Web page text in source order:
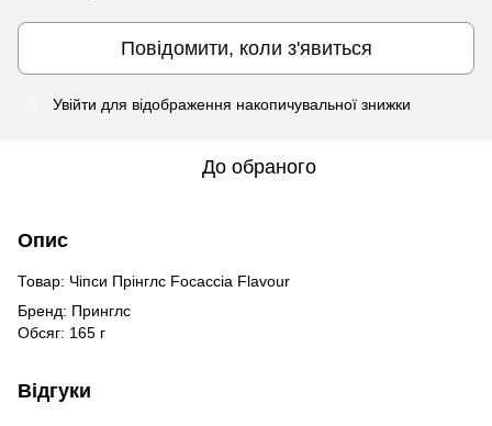
Повідомити, коли з'явиться
Увійти для відображення накопичувальної знижки
До обраного
Опис
Товар: Чіпси Прінглс Focaccia Flavour
Бренд: Принглс
Обсяг: 165 г
Відгуки